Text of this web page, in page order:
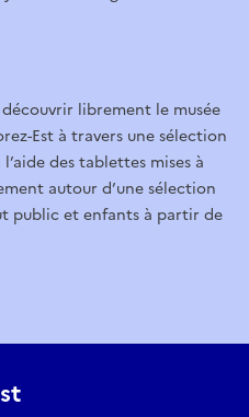
librement le musée
Est à travers une sélection
des tablettes mises à
autour d’une sélection
public et enfants à partir de